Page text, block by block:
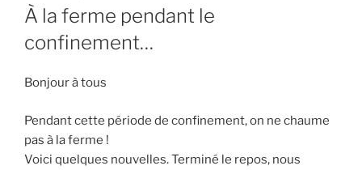
LE
À la ferme pendant le
confinement…
Bonjour à tous
Pendant cette période de confinement, on ne chaume
pas à la ferme !
Voici quelques nouvelles. Terminé le repos, nous